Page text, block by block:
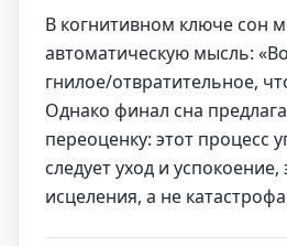
В когнитивном ключе сон
автоматическую мысль:
гнилое/отвратительное,
Однако финал сна
переоценку: этот процесс
следует уход и успокоение,
исцеления, а не